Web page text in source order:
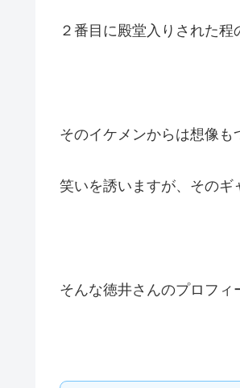
２番目に殿堂入りされた程
そのイケメンからは想像
笑いを誘いますが、そのギ
そんな徳井さんのプロフィ